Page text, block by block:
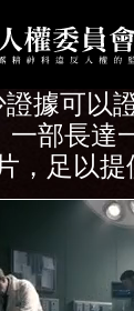
據可以
一部長達
，足以提